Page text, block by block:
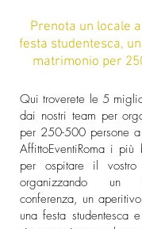
Prenota un locale
festa studentesca,
matrimonio per
Qui troverete le 5
dai nostri team per
per 250-500 persone a
AffittoEventiRoma i
per ospitare il
organizzando un
conferenza, un
una festa studentesca